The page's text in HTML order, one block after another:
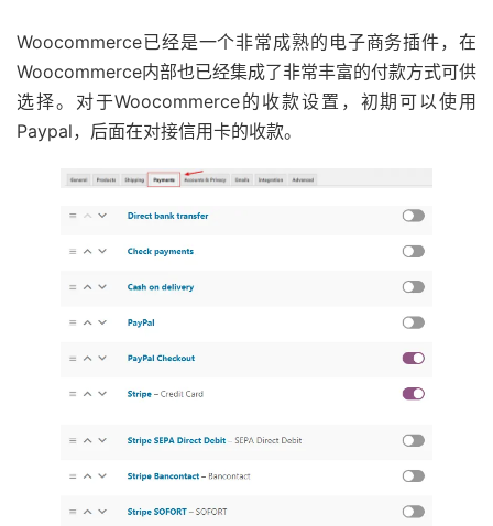
Woocommerce已经是一个非常成熟的电子商务插件，在
Woocommerce内部也已经集成了非常丰富的付款方式可供
选择。对于Woocommerce的收款设置，初期可以使用
Paypal，后面在对接信用卡的收款。